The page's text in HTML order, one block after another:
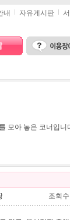
내 자유게시판
모아 놓은 코너입니
조회수